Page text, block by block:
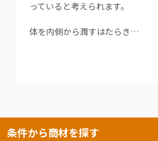
っていると考えられます。
体を内側から潤すはたらき…
条件から商材を探す